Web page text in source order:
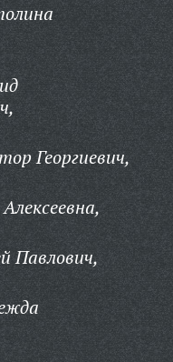
Георгиевич,
Павлович,